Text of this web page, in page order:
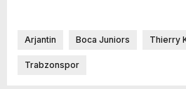
Arjantin Boca Juniors Thierry
Trabzonspor